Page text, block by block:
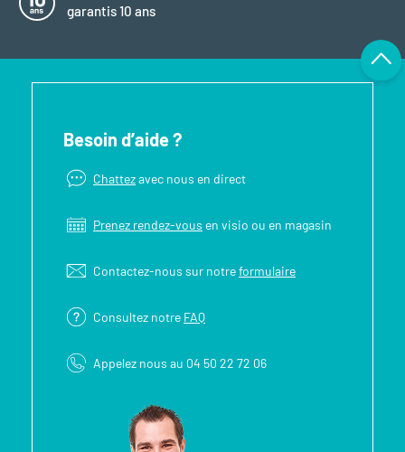
garantis 10 ans
Besoin d’aide ?
Chattezavec nous en direct
Prenez rendez-vous en visio ou en magasin
Contactez-nous sur notreformulaire
Consultez notre FAQ
Appelez nous au 04 50 22 72 06